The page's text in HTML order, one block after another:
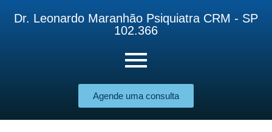
Dr. Leonardo Maranhão Psiquiatra CRM - SP
102.366
Agende uma consulta